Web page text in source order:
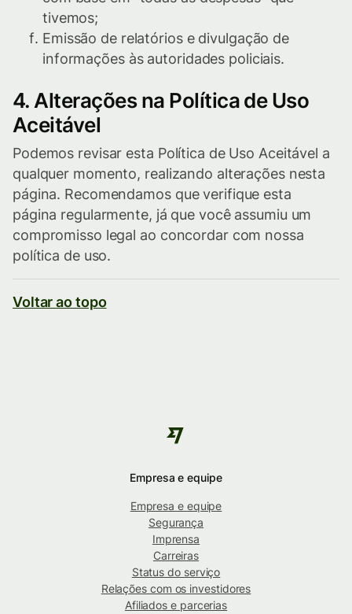
tivemos;
Emissão de relatórios e divulgação de
informações às autoridades policiais.
4. Alterações na Política de Uso
Aceitável
Podemos revisar esta Política de Uso Aceitável a
qualquer momento, realizando alterações nesta
página. Recomendamos que verifique esta
página regularmente, já que você assumiu um
compromisso legal ao concordar com nossa
política de uso.
Voltar ao topo
Empresa e equipe
Empresa e equipe
Segurança
Imprensa
Carreiras
Status do serviço
Relações com os investidores
Afiliados e parcerias